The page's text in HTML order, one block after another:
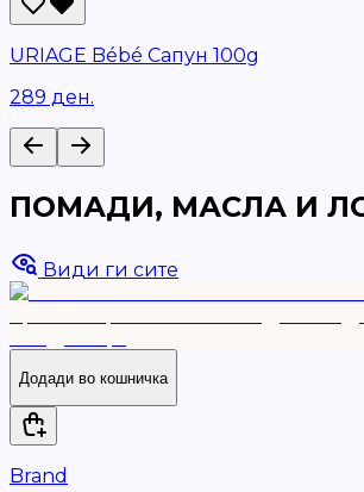
URIAGE Bébé Сапун 100g
289 ден.
ПОМАДИ, МАСЛА И
Види ги сите
Додади во кошничка
Brand